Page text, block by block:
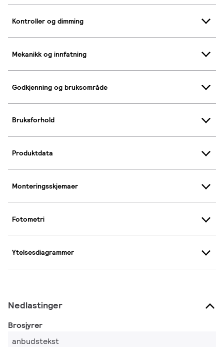
Kontroller og dimming
Mekanikk og innfatning
Godkjenning og bruksområde
Bruksforhold
Produktdata
Monteringsskjemaer
Fotometri
Ytelsesdiagrammer
Nedlastinger
Brosjyrer
anbudstekst